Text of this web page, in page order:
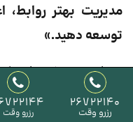
26722140
رزرو وقت رزرو وقت
مدیریت بهتر
توسعه دهید.»
درمان، به‌ویژه
اضطراب اجتماعی